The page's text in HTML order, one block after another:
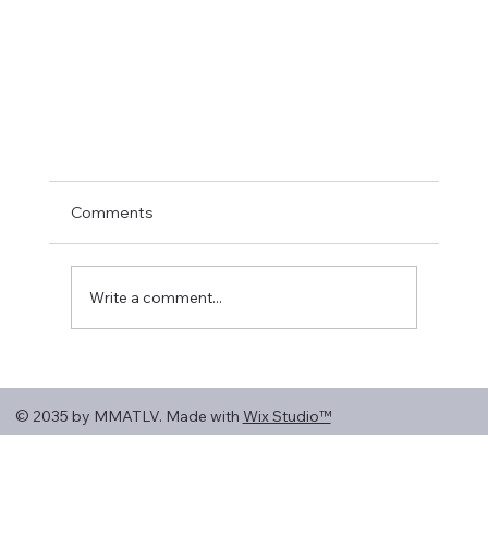
מה לאכול אחרי אימון MMA?
כוח, סיבולת, טכניקה ועבודה בעצימות גבוהה. לכן, גם
Comments
Write a comment...
© 2035 by MMATLV. Made with Wix Studio™